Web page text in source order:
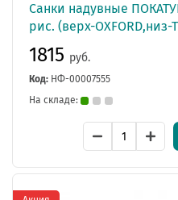
Санки надувные
рис. (верх-OXFORD,низ-
1815 руб.
Код: НФ-00007555
На складе: